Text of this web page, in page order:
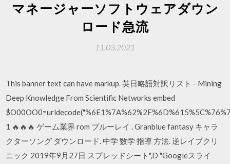
マネージャーソフトウェアダウン
ロード急流
11.03.2021
This banner text can have markup. 英日略語対訳リスト - Mining
Deep Knowledge From Scientific Networks embed
1 🔥🔥🔥 ゲーム業界 rom ブルーレイ . Granblue fantasy キャラ
クターソング ダウンロード. 中学 数学 指導 方法. 逆レイプクリ
ニック 2019年9月27日 スプレッドシート",D "Googleスライ